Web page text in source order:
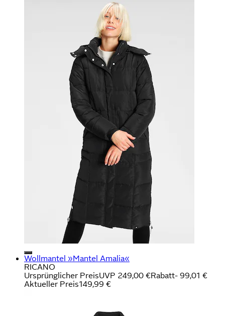
Wollmantel »Mantel Amalia«
RICANO
Ursprünglicher PreisUVP 249,00 €Rabatt- 99,01 €
Aktueller Preis149,99 €